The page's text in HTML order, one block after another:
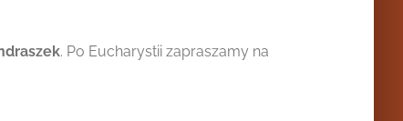
. Po Eucharystii zapraszamy na